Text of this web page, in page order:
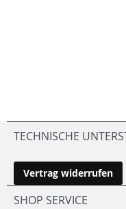
TECHNISCHE
Vertrag widerrufen
SHOP SERVICE